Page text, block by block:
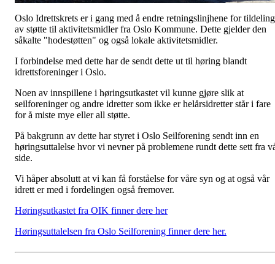
Oslo Idrettskrets er i gang med å endre retningslinjhene for tildeling
av støtte til aktivitetsmidler fra Oslo Kommune. Dette gjelder den
såkalte "hodestøtten" og også lokale aktivitetsmidler.
I forbindelse med dette har de sendt dette ut til høring blandt
idrettsforeninger i Oslo.
Noen av innspillene i høringsutkastet vil kunne gjøre slik at
seilforeninger og andre idretter som ikke er helårsidretter står i fare
for å miste mye eller all støtte.
På bakgrunn av dette har styret i Oslo Seilforening sendt inn en
høringsuttalelse hvor vi nevner på problemene rundt dette sett fra
side.
Vi håper absolutt at vi kan få forståelse for våre syn og at også vår
idrett er med i fordelingen også fremover.
Høringsutkastet fra OIK finner dere her
Høringsuttalelsen fra Oslo Seilforening finner dere her.